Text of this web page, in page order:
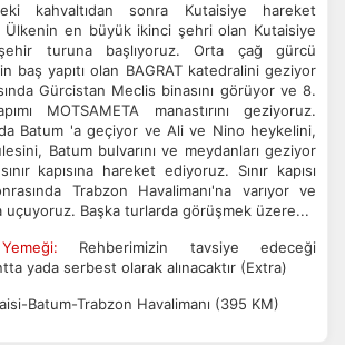
kahvaltıdan sonra Kutaisiye hareket
Ülkenin en büyük ikinci şehri olan Kutaisiye
turuna başlıyoruz. Orta çağ gürcü
baş yapıtı olan BAGRAT katedralini geziyor
Gürcistan Meclis binasını görüyor ve 8.
MOTSAMETA manastırını geziyoruz.
Batum 'a geçiyor ve Ali ve Nino heykelini,
Batum bulvarını ve meydanları geziyor
kapısına hareket ediyoruz. Sınır kapısı
Trabzon Havalimanı'na varıyor ve
uçuyoruz. Başka turlarda görüşmek üzere...
Rehberimizin tavsiye edeceği
yada serbest olarak alınacaktır (Extra)
Batum-Trabzon Havalimanı (395 KM)